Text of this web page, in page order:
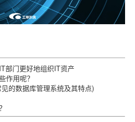
部门更好地组织IT资产
作用呢？
的数据库管理系统及其特点)